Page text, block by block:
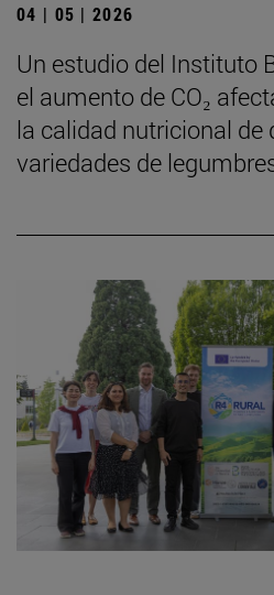
04 | 05 | 2026
Un estudio del Instituto
el aumento de CO₂
la calidad nutricional de
variedades de